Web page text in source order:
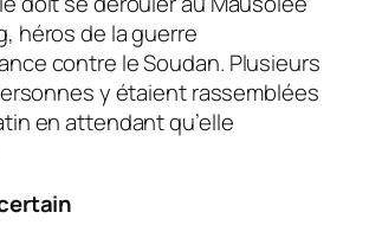
héros de la guerre
contre le Soudan. Plusieurs
y étaient rassemblées
en attendant qu’elle